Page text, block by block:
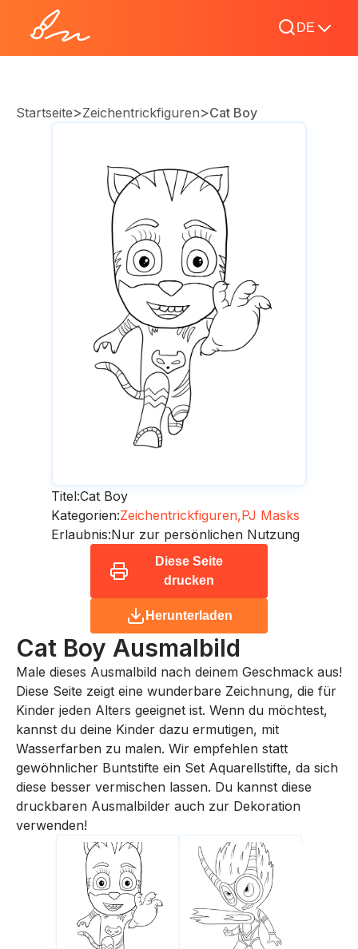
DE
Startseite>Zeichentrickfiguren>Cat Boy
Titel:Cat Boy
Kategorien:Zeichentrickfiguren,PJ Masks
Erlaubnis:Nur zur persönlichen Nutzung
Diese Seite
drucken
Herunterladen
Cat Boy Ausmalbild
Male dieses Ausmalbild nach deinem Geschmack aus!
Diese Seite zeigt eine wunderbare Zeichnung, die für
Kinder jeden Alters geeignet ist. Wenn du möchtest,
kannst du deine Kinder dazu ermutigen, mit
Wasserfarben zu malen. Wir empfehlen statt
gewöhnlicher Buntstifte ein Set Aquarellstifte, da sich
diese besser vermischen lassen. Du kannst diese
druckbaren Ausmalbilder auch zur Dekoration
verwenden!